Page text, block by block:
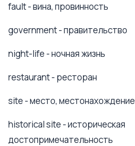
fault - вина, провинность
government - правительство
night-life - ночная жизнь
restaurant - ресторан
site - место, местонахождение
historical site - историческая
достопримечательность